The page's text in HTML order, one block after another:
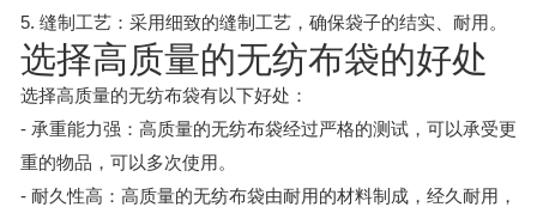
5. 缝制工艺：采用细致的缝制工艺，确保袋子的结实、耐用。
选择高质量的无纺布袋的好处
选择高质量的无纺布袋有以下好处：
- 承重能力强：高质量的无纺布袋经过严格的测试，可以承受更
重的物品，可以多次使用。
- 耐久性高：高质量的无纺布袋由耐用的材料制成，经久耐用，